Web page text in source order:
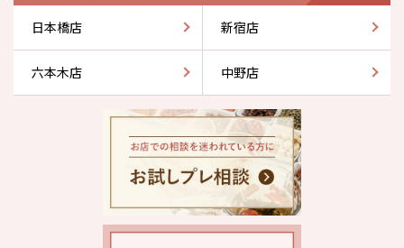
日本橋店 新宿店
六本木店 中野店